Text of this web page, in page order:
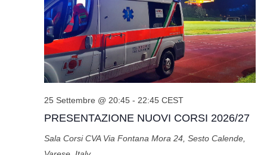
PRESENTAZIONE NUOVI CORSI 2026/27
25 Settembre @ 20:45- 22:45 CEST
Sala Corsi CVA Via Fontana Mora 24, Sesto Calende,